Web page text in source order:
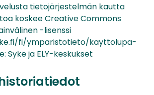
tietojärjestelmän kautta
koskee Creative Commons
-lisenssi
fi/ymparistotieto/kayttolupa-
Syke ja ELY-keskukset